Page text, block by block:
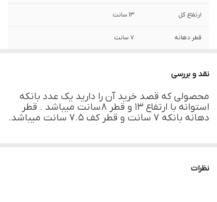
ارتفاع کل ۱۳ سانت
قطر دهانه ۷ سانت
نقد و بررسی
محصولی که قصد خرید آن را دارید یک عدد بانکه
استوانه با ارتفاع ۱۳ و قطر ۸ سانت میباشد . قطر
دهانه بانکه ۷ سانت و قطر کف ۷.۵ سانت میباشد.
نظرات